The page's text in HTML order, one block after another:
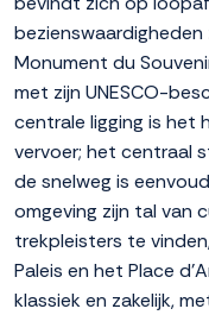
Monument du
met zijn UNESCO-
centrale ligging is het
vervoer; het centraal
de snelweg is
omgeving zijn tal van
trekpleisters te
Paleis en het Place
klassiek en zakelijk,